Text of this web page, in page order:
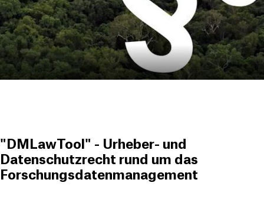
"DMLawTool" - Urheber- und
Datenschutzrecht rund um das
Forschungsdatenmanagement